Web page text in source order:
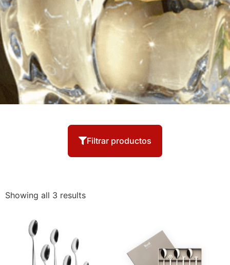
Filtrar productos
Showing all 3 results